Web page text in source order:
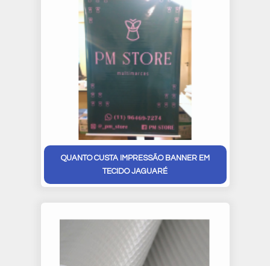
QUANTO CUSTA IMPRESSÃO BANNER EM
TECIDO JAGUARÉ